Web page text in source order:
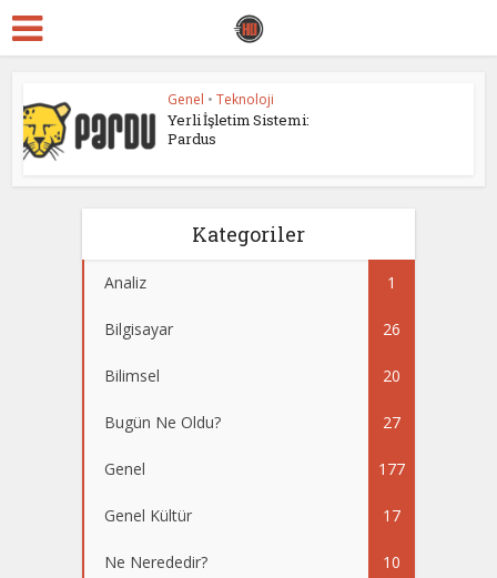
Genel • Teknoloji
Yerli İşletim Sistemi:
Pardus
Kategoriler
Analiz 1
Bilgisayar 26
Bilimsel 20
Bugün Ne Oldu? 27
Genel 177
Genel Kültür 17
Ne Nerededir? 10